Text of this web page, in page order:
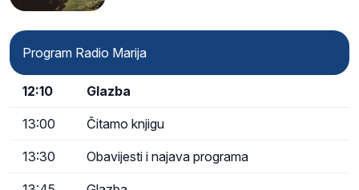
Program Radio Marija
12:10 Glazba
13:00 Čitamo knjigu
13:30 Obavijesti i najava programa